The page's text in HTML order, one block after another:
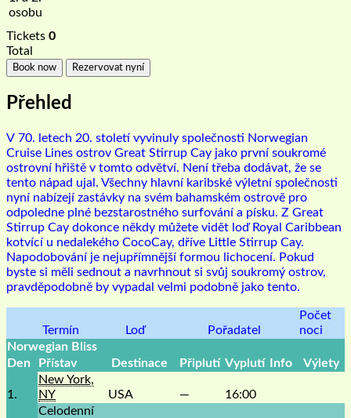
osobu
Tickets 0
Total
Book now Rezervovat nyní
Přehled
V 70. letech 20. století vyvinuly společnosti Norwegian
Cruise Lines ostrov Great Stirrup Cay jako první soukromé
ostrovní hřiště v tomto odvětví. Není třeba dodávat, že se
tento nápad ujal. Všechny hlavní karibské výletní společnosti
nyní nabízejí zastávky na svém bahamském ostrově pro
odpoledne plné bezstarostného surfování a písku. Z Great
Stirrup Cay dokonce někdy můžete vidět loď Royal Caribbean
kotvící u nedalekého CocoCay, dříve Little Stirrup Cay.
Napodobování je nejupřímnější formou lichocení. Pokud
byste si měli sednout a navrhnout si svůj soukromý ostrov,
pravděpodobně by vypadal velmi podobně jako tento.
Termín Loď Pořadatel
Počet
noci
Norwegian Bliss
Den
Přístav Destinace Připlutí Vyplutí Info Výlety
1.
New York,
NY
USA — 16:00
Celodenní